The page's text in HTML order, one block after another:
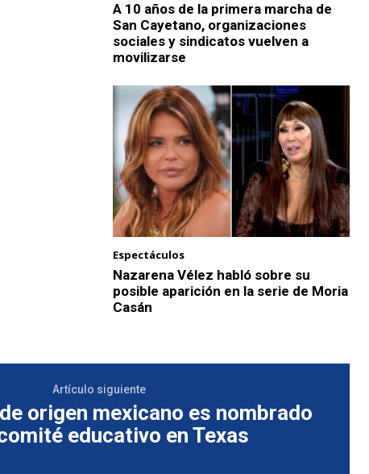
A 10 años de la primera marcha de
San Cayetano, organizaciones
sociales y sindicatos vuelven a
movilizarse
Espectáculos
Nazarena Vélez habló sobre su
posible aparición en la serie de Moria
Casán
Artículo siguiente
origen mexicano es nombrado
educativo en Texas